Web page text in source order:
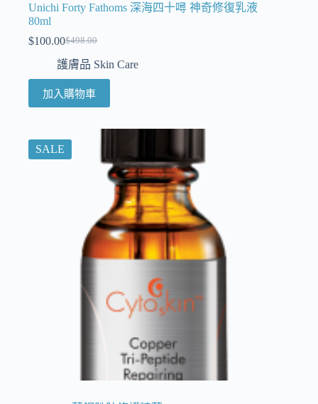
Unichi Forty Fathoms 深海四十噚 神奇修復乳液
80ml
$498.00
$100.00
護膚品 Skin Care
加入購物車
SALE